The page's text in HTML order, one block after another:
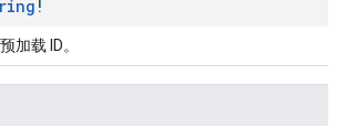
!
加载 ID。